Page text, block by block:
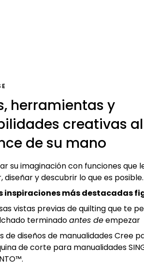
herramientas y
creativas al
de su mano
su imaginación con funciones que
diseñar y descubrir lo que es posible.
inspiraciones más destacadas
vistas previas de quilting que te
terminadoantes deempezar
de diseños de manualidades Cree
de corte para manualidades